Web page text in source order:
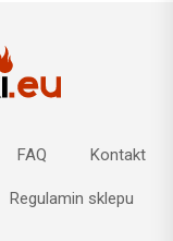
FAQ Kontakt
Regulamin sklepu